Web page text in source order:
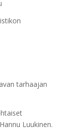
tarhaajan
Luukinen.